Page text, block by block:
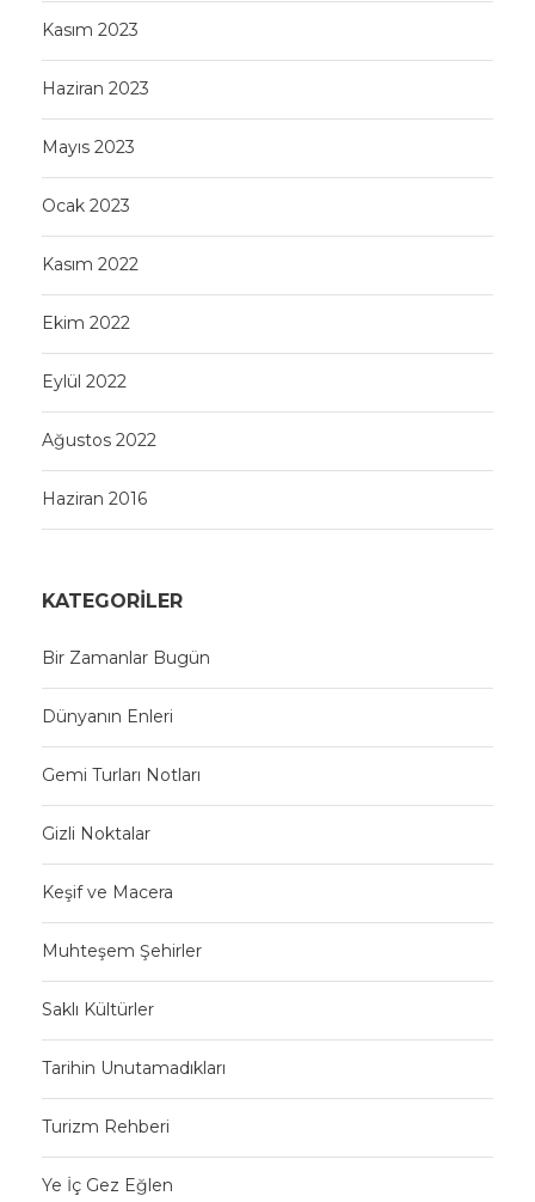
Kasım 2023
Haziran 2023
Mayıs 2023
Ocak 2023
Kasım 2022
Ekim 2022
Eylül 2022
Ağustos 2022
Haziran 2016
KATEGORILER
Bir Zamanlar Bugün
Dünyanın Enleri
Gemi Turları Notları
Gizli Noktalar
Keşif ve Macera
Muhteşem Şehirler
Saklı Kültürler
Tarihin Unutamadıkları
Turizm Rehberi
Ye İç Gez Eğlen